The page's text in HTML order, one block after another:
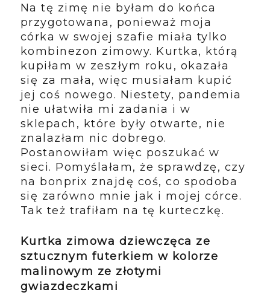
Na tę zimę nie byłam do końca
przygotowana, ponieważ moja
córka w swojej szafie miała tylko
kombinezon zimowy. Kurtka, którą
kupiłam w zeszłym roku, okazała
się za mała, więc musiałam kupić
jej coś nowego. Niestety, pandemia
nie ułatwiła mi zadania i w
sklepach, które były otwarte, nie
znalazłam nic dobrego.
Postanowiłam więc poszukać w
sieci. Pomyślałam, że sprawdzę, czy
na bonprix znajdę coś, co spodoba
się zarówno mnie jak i mojej córce.
Tak też trafiłam na tę kurteczkę.
Kurtka zimowa dziewczęca ze
sztucznym futerkiem w kolorze
malinowym ze złotymi
gwiazdeczkami